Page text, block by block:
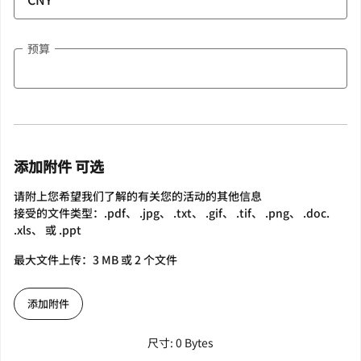
预算
添加附件 可选
请附上您希望我们了解的有关您的活动的其他信息
接受的文件类型：.pdf、 .jpg、 .txt、 .gif、 .tif、 .png、 .doc.
.xls、 或 .ppt
最大文件上传：3 MB 或 2 个文件
添加附件
尺寸: 0 Bytes